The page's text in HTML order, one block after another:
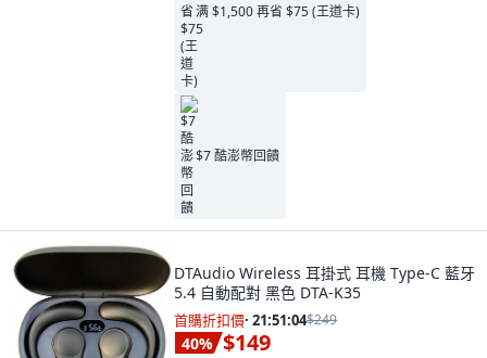
满 $1,500 再省 $75 (王道卡)
$7 酷澎幣回饋
DTAudio Wireless 耳掛式 耳機 Type-C 藍牙
5.4 自動配對 黑色 DTA-K35
首購折扣價· 21:51:03$249
40% $149